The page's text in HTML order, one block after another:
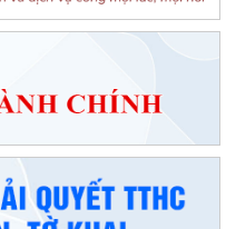
phát triển kinh tế - xã hội tháng
thúc đẩy thanh toán không
quyết số 68-NQ/TW về phát
làm theo Bác, nâng cao chất